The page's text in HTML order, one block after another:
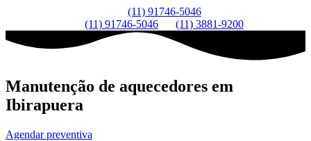
(11) 91746-5046
(11) 91746-5046
(11) 3881-9200
Manutenção de aquecedores em
Ibirapuera
Agendar preventiva